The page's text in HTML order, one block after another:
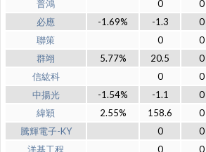
普鴻
0 0
必應
-1.69% -1.3 0
聯策
0 0
群翊
5.77% 20.5 0
信紘科
0 0
中揚光
-1.54% -1.1 0
緯穎
2.55% 158.6 0
騰輝電子-KY
0 0
洋基工程
0 0